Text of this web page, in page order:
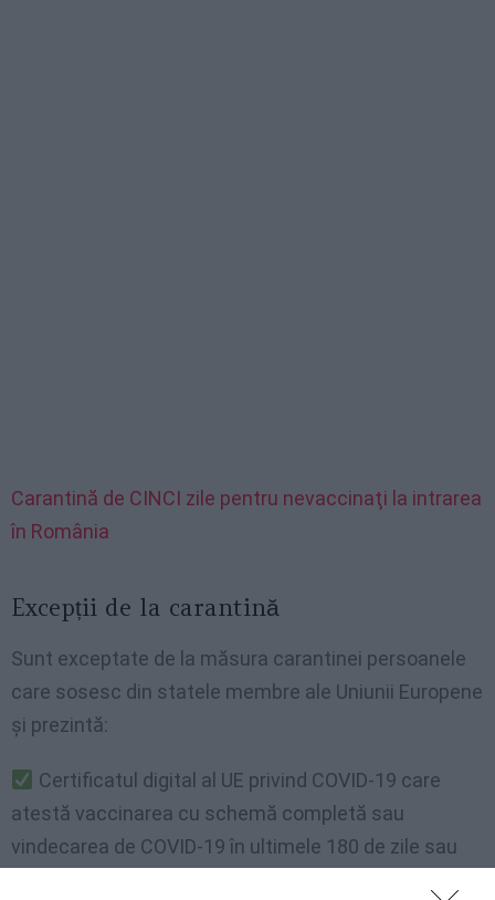
Carantină de CINCI zile pentru nevaccinaţi la intrarea
în România
Excepții de la carantină
Sunt exceptate de la măsura carantinei persoanele
care sosesc din statele membre ale Uniunii Europene
și prezintă:
Certificatul digital al UE privind COVID-19 care
atestă vaccinarea cu schemă completă sau
vindecarea de COVID-19 în ultimele 180 de zile sau